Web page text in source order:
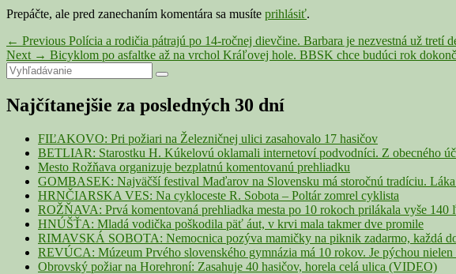
Prepáčte, ale pred zanechaním komentára sa musíte prihlásiť.
Navigácia
v
článku
← Previous Previous
post:
Polícia a rodičia pátrajú po 14-ročnej dievčine. Barbara je nezvestná už tretí
Next → Next
post:
Bicyklom po asfaltke až na vrchol Kráľovej hole. BBSK chce budúci rok
Primary
Sidebar
Widget
Area
Search
for:
Search
Najčítanejšie za posledných 30 dní
FIĽAKOVO: Pri požiari na Železničnej ulici zasahovalo 17 hasičov
BETLIAR: Starostku H. Kúkelovú oklamali internetoví podvodníci. Z obecného
Mesto Rožňava organizuje bezplatnú komentovanú prehliadku
GOMBASEK: Najväčší festival Maďarov na Slovensku má storočnú tradíciu.
HRNČIARSKA VES: Na cykloceste R. Sobota – Poltár zomrel cyklista
ROŽŇAVA: Prvá komentovaná prehliadka mesta po 10 rokoch prilákala vyše 140
HNÚŠŤA: Mladá vodička poškodila päť áut, v krvi mala takmer dve promile
RIMAVSKÁ SOBOTA: Nemocnica pozýva mamičky na piknik zadarmo, každá
REVÚCA: Múzeum Prvého slovenského gymnázia má 10 rokov. Je pýchou nielen
Obrovský požiar na Horehroní: Zasahuje 40 hasičov, horela celá ulica (VIDEO)